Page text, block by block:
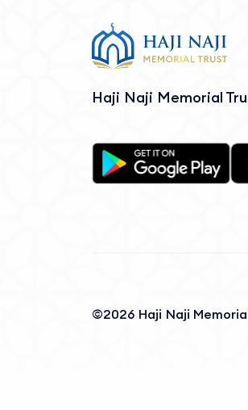
Haji Naji Memorial
©2026 Haji Naji